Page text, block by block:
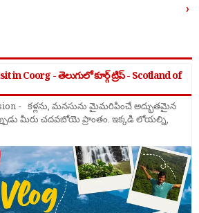
›
in Coorg - తెలుగులో కూర్గ్ ట్రిప్ - Scotland of
- కళ్లను, మనసును మైమరిపించే అద్భుతమైన
మీరు చదవబోయె ప్రాంతం. ఇక్కడి లోయల్ని,